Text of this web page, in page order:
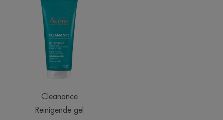
gel
Cleanance
Reinigende gel